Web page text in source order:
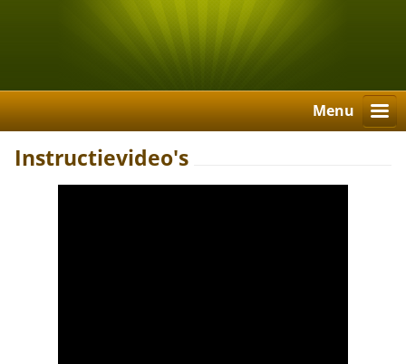
Menu
Instructievideo's